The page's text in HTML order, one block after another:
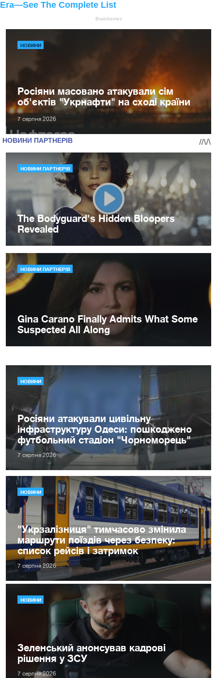
НОВИНИ
Росіяни масовано атакували сім
об'єктів "Укрнафти" на сході країни
7 серпня 2026
НОВИНИ
Росіяни атакували цивільну
інфраструктуру Одеси: пошкоджено
футбольний стадіон "Чорноморець"
7 серпня 2026
НОВИНИ
"Укрзалізниця" тимчасово змінила
маршрути поїздів через безпеку:
список рейсів і затримок
7 серпня 2026
НОВИНИ
Зеленський анонсував кадрові
рішення у ЗСУ
7 серпня 2026